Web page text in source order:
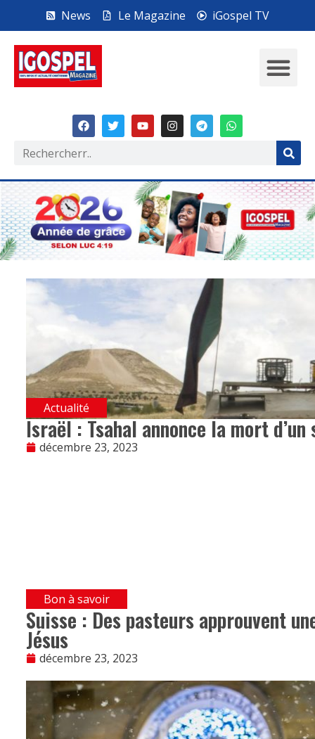
News Le Magazine iGospel TV
Actualité
Israël : Tsahal annonce la mort
décembre 23, 2023
Bon à savoir
Suisse : Des pasteurs approuvent
Jésus
décembre 23, 2023